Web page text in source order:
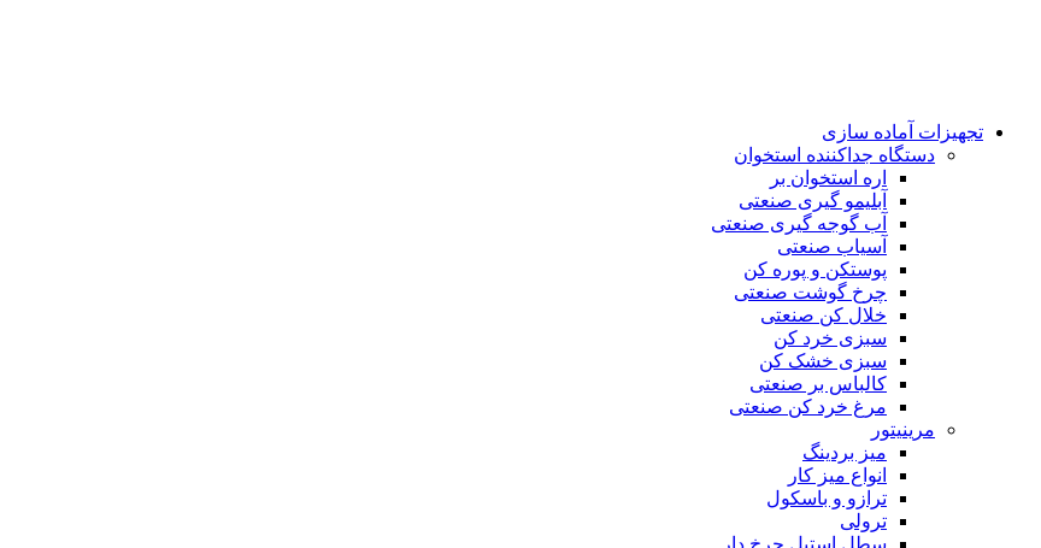
تجهیزات آماده سازی
دستگاه جداکننده استخوان
اره استخوان بر
آبلیمو گیری صنعتی
آب گوجه گیری صنعتی
آسیاب صنعتی
پوستکن و پوره کن
چرخ گوشت صنعتی
خلال کن صنعتی
سبزی خرد کن
سبزی خشک کن
کالباس بر صنعتی
مرغ خرد کن صنعتی
مرینیتور
میز بردینگ
انواع میز کار
ترازو و باسکول
ترولی
سطل استیل چرخ دار